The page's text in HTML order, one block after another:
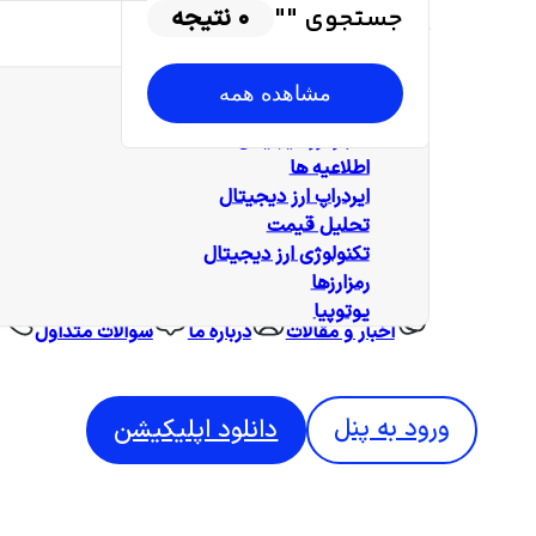
جستجوی ""
0 نتیجه
مشاهده همه
دسته بندی‌ها
همه‌ مطالب
آموزش
اطلاعیه ها
ایردراپ ارز دیجیتال
تحلیل قیمت
تکنولوژی ارز دیجیتال
رمزارزها
یوتوپیا
اخبار و مقالات درباره ما سوالات متداول
ورود به پنل دانلود اپلیکیشن